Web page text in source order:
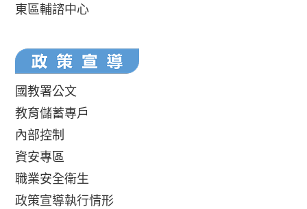
東區輔諮中心
國教署公文
教育儲蓄專戶
內部控制
資安專區
職業安全衛生
政策宣導執行情形